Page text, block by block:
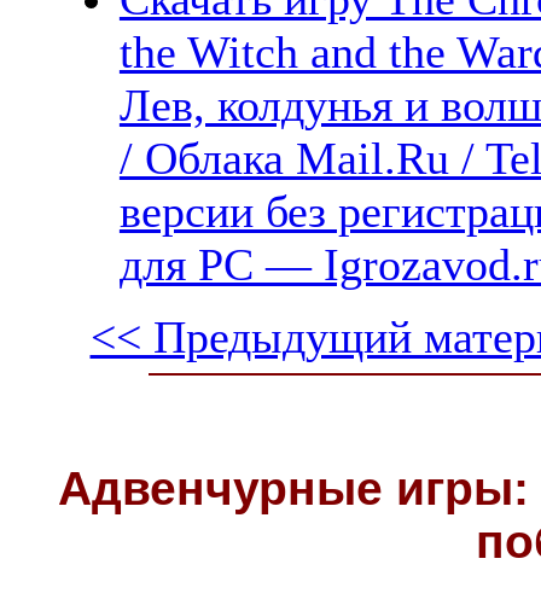
the Witch and the
Лев, колдунья и
/ Облака Mail.Ru /
версии без
для PC —
<< Предыдущий
Адвенчурные